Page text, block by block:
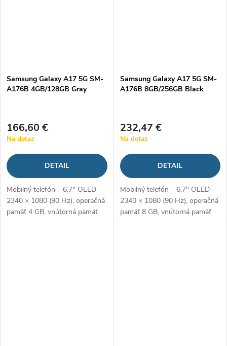
Samsung Galaxy A17 5G SM-
A176B 4GB/128GB Gray
166,60 €
Na dotaz
DETAIL
Mobilný telefón – 6,7" OLED
2340 × 1080 (90 Hz), operačná
pamäť 4 GB, vnútorná pamäť
128 GB, hybridný slot, procesor
Samsung Galaxy A17 5G SM-
A176B 8GB/256GB Black
232,47 €
Na dotaz
DETAIL
Mobilný telefón – 6,7" OLED
2340 × 1080 (90 Hz), operačná
pamäť 8 GB, vnútorná pamäť
256 GB, hybridný slot, procesor